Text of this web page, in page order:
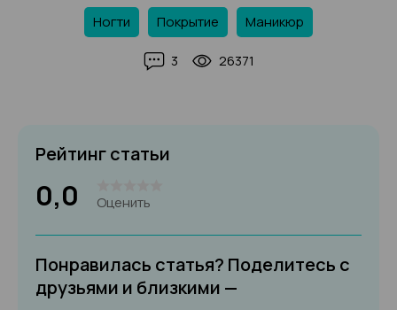
Ногти Покрытие Маникюр
3 26371
Рейтинг статьи
0,0 Оценить
Понравилась статья? Поделитесь с
друзьями и близкими —